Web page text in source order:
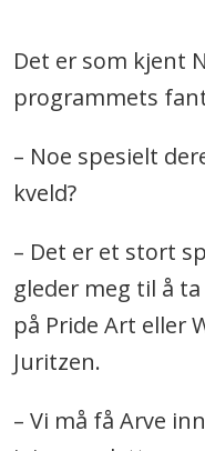
Det er som kjent
programmets
– Noe spesielt
kveld?
– Det er et stort
gleder meg til å
på Pride Art eller
Juritzen.
– Vi må få Arve